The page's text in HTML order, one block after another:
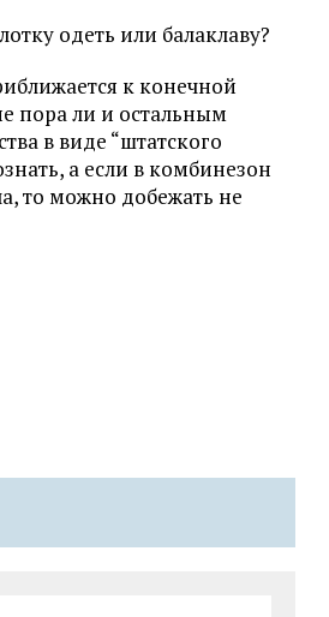
одеть или балаклаву?
к конечной
пора ли и остальным
в виде “штатского
а если в комбинезон
то можно добежать не